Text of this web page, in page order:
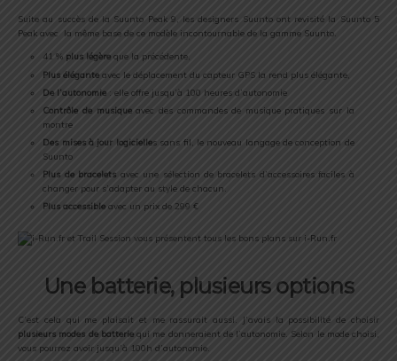
Suite au succès de la Suunto Peak 9, les designers Suunto ont revisité la Suunto 5
Peak avec la même base de ce modèle incontournable de la gamme Suunto.
41 % plus légère que la précédente,
Plus élégante avec le déplacement du capteur GPS la rend plus élégante,
De l’autonomie : elle offre jusqu’à 100 heures d’autonomie
Contrôle de musiqueavec des commandes de musique pratiques sur la
montre
Des mises à jour logicielles sans fil, le nouveau langage de conception de
Suunto
Plus de bracelets avec une sélection de bracelets d’accessoires faciles à
changer pour s’adapter au style de chacun.
Plus accessible avec un prix de 299 €
Une batterie, plusieurs options
C’est cela qui me plaisait et me rassurait aussi. J’avais la possibilité de choisir
plusieurs modes de batteriequi me donneraient de l’autonomie. Selon le mode choisi,
vous pourrez avoir jusqu’à 100h d’autonomie.